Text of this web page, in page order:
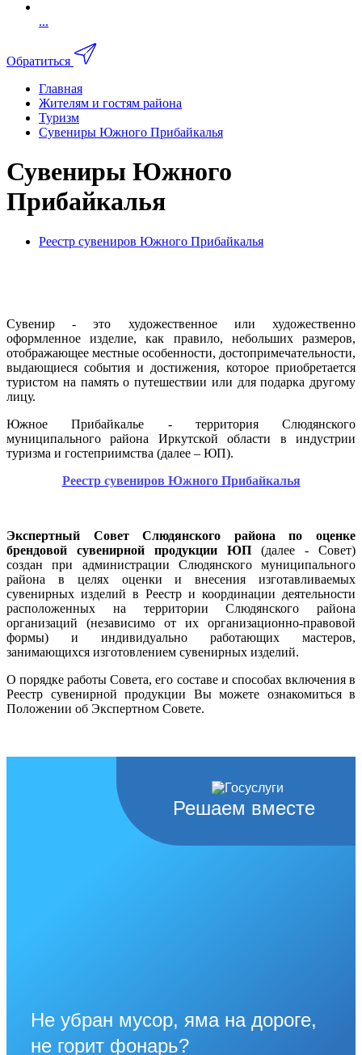
...
Обратиться
Главная
Жителям и гостям района
Туризм
Сувениры Южного Прибайкалья
Сувениры Южного
Прибайкалья
Реестр сувениров Южного Прибайкалья
Сувенир - это художественное или художественно
оформленное изделие, как правило, небольших размеров,
отображающее местные особенности, достопримечательности,
выдающиеся события и достижения, которое приобретается
туристом на память о путешествии или для подарка другому
лицу.
Южное Прибайкалье - территория Слюдянского
муниципального района Иркутской области в индустрии
туризма и гостеприимства (далее – ЮП).
Реестр сувениров Южного Прибайкалья
Экспертный Совет Слюдянского района по оценке
брендовой сувенирной продукции ЮП (далее - Совет)
создан при администрации Слюдянского муниципального
района в целях оценки и внесения изготавливаемых
сувенирных изделий в Реестр и координации деятельности
расположенных на территории Слюдянского района
организаций (независимо от их организационно-правовой
формы) и индивидуально работающих мастеров,
занимающихся изготовлением сувенирных изделий.
О порядке работы Совета, его составе и способах включения в
Реестр сувенирной продукции Вы можете ознакомиться в
Положении об Экспертном Совете.
Решаем вместе
Не убран мусор, яма на дороге,
не горит фонарь?